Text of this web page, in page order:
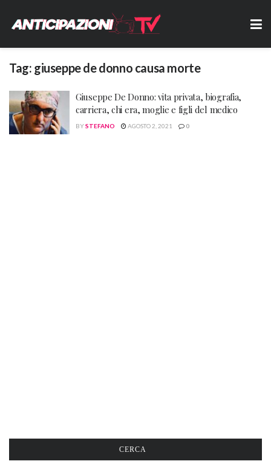
Tag: giuseppe de donno causa morte
Giuseppe De Donno: vita privata, biografia,
carriera, chi era, moglie e figli del medico
BYSTEFANO AGOSTO 2, 2021 0
CERCA